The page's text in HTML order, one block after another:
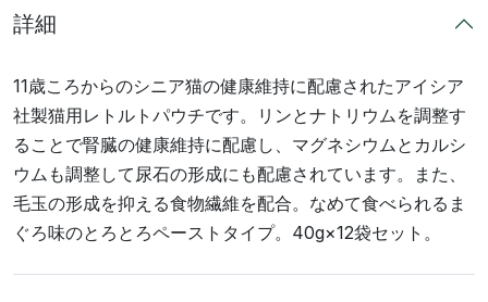
詳細
11歳ころからのシニア猫の健康維持に配慮されたアイシア
社製猫用レトルトパウチです。リンとナトリウムを調整す
ることで腎臓の健康維持に配慮し、マグネシウムとカルシ
ウムも調整して尿石の形成にも配慮されています。また、
毛玉の形成を抑える食物繊維を配合。なめて食べられるま
ぐろ味のとろとろペーストタイプ。40g×12袋セット。